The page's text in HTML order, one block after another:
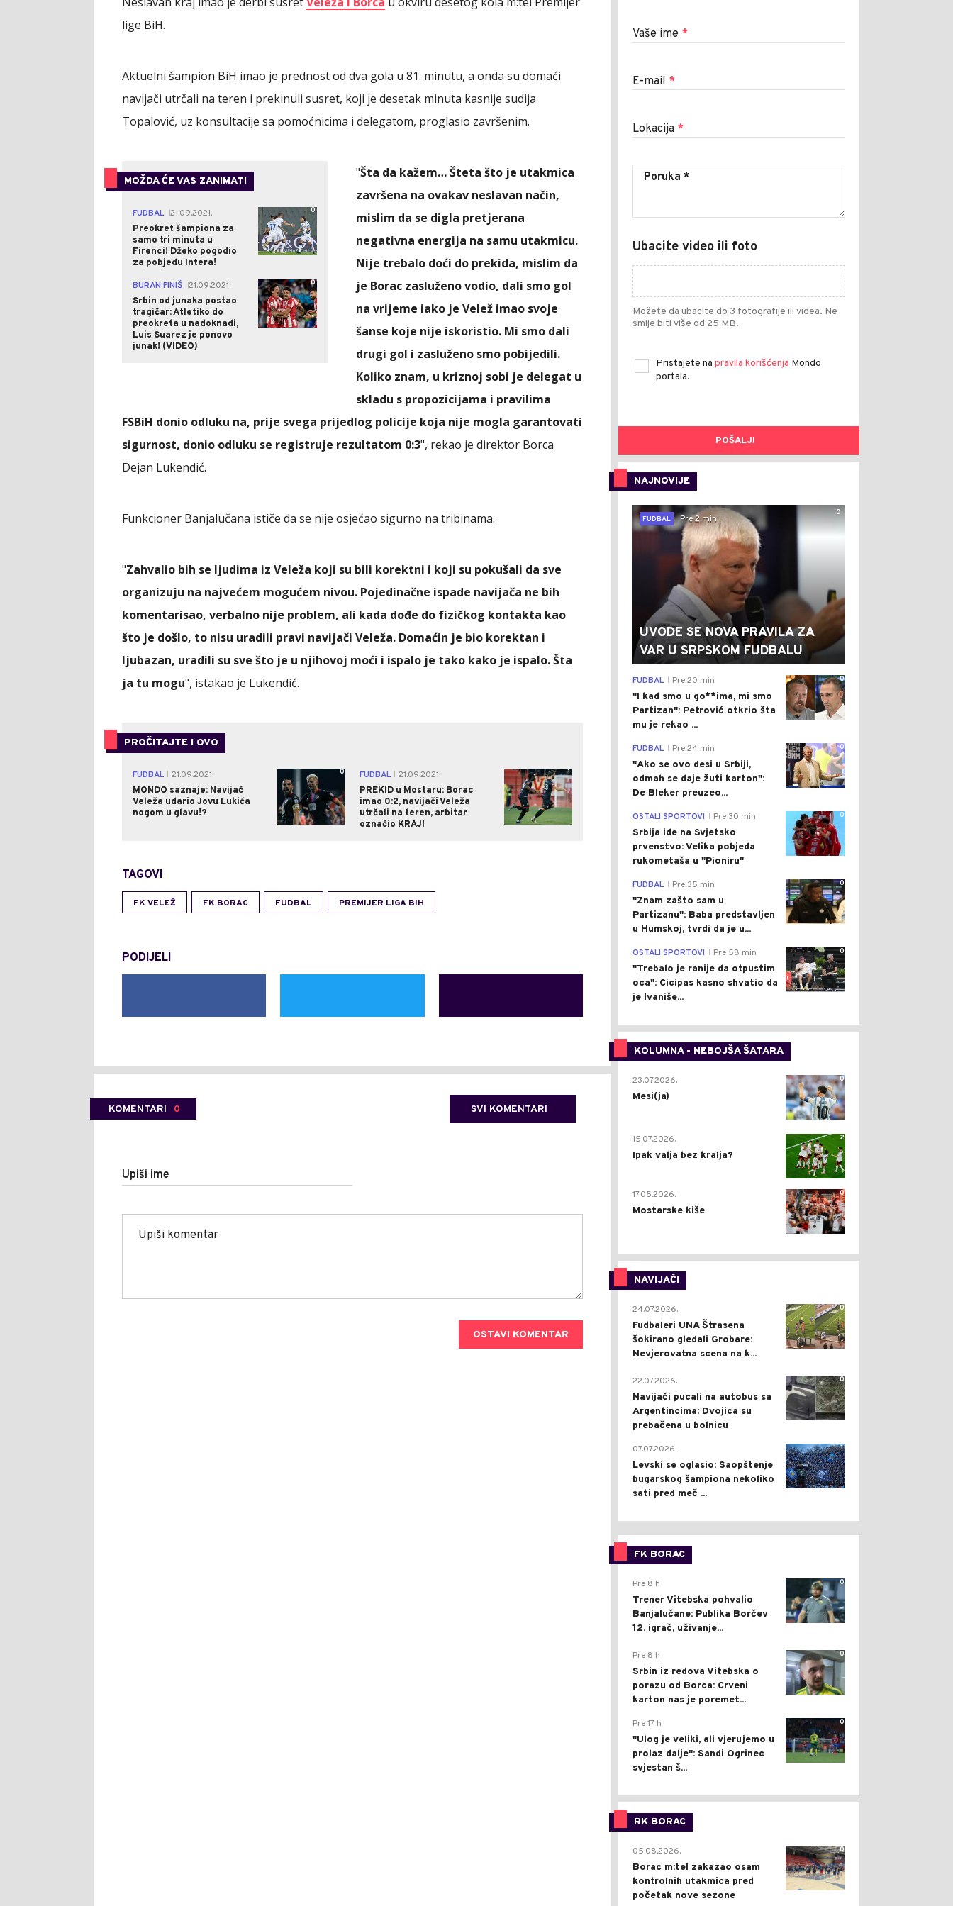
lige BiH.
Aktuelni šampion BiH imao je prednost od dva gola u 81. minutu, a onda su domaći
navijači utrčali na teren i prekinuli susret, koji je desetak minuta kasnije sudija
Topalović, uz konsultacije sa pomoćnicima i delegatom, proglasio završenim.
MOŽDA ĆE VAS ZANIMATI
FUDBAL 21.09.2021.
Preokret šampiona za
samo tri minuta u
Firenci! Džeko pogodio
za pobjedu Intera!
0
BURAN FINIŠ 21.09.2021.
Srbin od junaka postao
tragičar: Atletiko do
preokreta u nadoknadi,
Luis Suarez je ponovo
junak! (VIDEO)
0
"Šta da kažem… Šteta što je utakmica
završena na ovakav neslavan način,
mislim da se digla pretjerana
negativna energija na samu utakmicu.
Nije trebalo doći do prekida, mislim da
je Borac zasluženo vodio, dali smo gol
na vrijeme iako je Velež imao svoje
šanse koje nije iskoristio. Mi smo dali
drugi gol i zasluženo smo pobijedili.
Koliko znam, u kriznoj sobi je delegat u
skladu s propozicijama i pravilima
FSBiH donio odluku na, prije svega prijedlog policije koja nije mogla garantovati
sigurnost, donio odluku se registruje rezultatom 0:3", rekao je direktor Borca
Dejan Lukendić.
Funkcioner Banjalučana ističe da se nije osjećao sigurno na tribinama.
"Zahvalio bih se ljudima iz Veleža koji su bili korektni i koji su pokušali da sve
organizuju na najvećem mogućem nivou. Pojedinačne ispade navijača ne bih
komentarisao, verbalno nije problem, ali kada dođe do fizičkog kontakta kao
što je došlo, to nisu uradili pravi navijači Veleža. Domaćin je bio korektan i
ljubazan, uradili su sve što je u njihovoj moći i ispalo je tako kako je ispalo. Šta
ja tu mogu", istakao je Lukendić.
PROČITAJTE I OVO
FUDBAL
21.09.2021.
MONDO saznaje: Navijač
Veleža udario Jovu Lukića
nogom u glavu!?
0 FUDBAL
21.09.2021.
PREKID u Mostaru: Borac
imao 0:2, navijači Veleža
utrčali na teren, arbitar
označio KRAJ!
1
TAGOVI
FK VELEŽ FK BORAC FUDBAL PREMIJER LIGA BIH
PODIJELI
KOMENTARI 0 SVI KOMENTARI
Upiši ime
OSTAVI KOMENTAR
Vaše ime *
E-mail *
Lokacija *
Ubacite video ili foto
Možete da ubacite do 3 fotografije ili videa. Ne
smije biti više od 25 MB.
Pristajete na pravila korišćenja Mondo
portala.
POŠALJI
NAJNOVIJE
0
FUDBAL
Pre 2 min
UVODE SE NOVA PRAVILA ZA
VAR U SRPSKOM FUDBALU
0
FUDBAL Pre 20 min
"I kad smo u go**ima, mi smo
Partizan": Petrović otkrio šta
mu je rekao ...
0
FUDBAL Pre 24 min
"Ako se ovo desi u Srbiji,
odmah se daje žuti karton":
De Bleker preuzeo...
0
OSTALI SPORTOVI Pre 30 min
Srbija ide na Svjetsko
prvenstvo: Velika pobjeda
rukometaša u "Pioniru"
0
FUDBAL Pre 35 min
"Znam zašto sam u
Partizanu": Baba predstavljen
u Humskoj, tvrdi da je u...
0
OSTALI SPORTOVI Pre 58 min
"Trebalo je ranije da otpustim
oca": Cicipas kasno shvatio da
je Ivaniše...
KOLUMNA - NEBOJŠA ŠATARA
0
23.07.2026.
Mesi(ja)
2
15.07.2026.
Ipak valja bez kralja?
0
17.05.2026.
Mostarske kiše
NAVIJAČI
0
24.07.2026.
Fudbaleri UNA Štrasena
šokirano gledali Grobare:
Nevjerovatna scena na k...
0
22.07.2026.
Navijači pucali na autobus sa
Argentincima: Dvojica su
prebačena u bolnicu
1
07.07.2026.
Levski se oglasio: Saopštenje
bugarskog šampiona nekoliko
sati pred meč ...
FK BORAC
0
Pre 8 h
Trener Vitebska pohvalio
Banjalučane: Publika Borčev
12. igrač, uživanje...
0
Pre 8 h
Srbin iz redova Vitebska o
porazu od Borca: Crveni
karton nas je poremet...
0
Pre 17 h
"Ulog je veliki, ali vjerujemo u
prolaz dalje": Sandi Ogrinec
svjestan š...
RK BORAC
0
05.08.2026.
Borac m:tel zakazao osam
kontrolnih utakmica pred
početak nove sezone